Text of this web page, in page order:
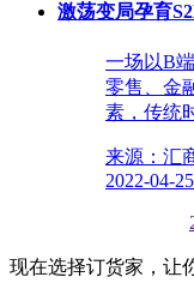
激荡变局孕育
一场以B
零售、金
素，传统
来源：汇
2022-04-
现在选择订货家，让